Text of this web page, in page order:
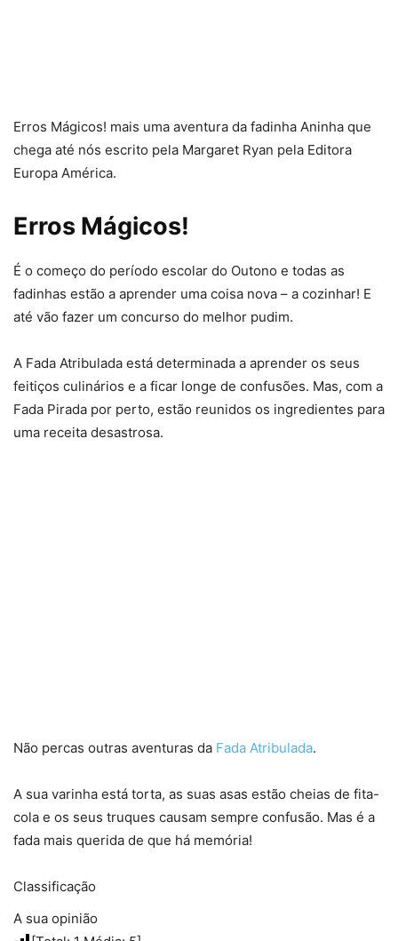
Erros Mágicos! mais uma aventura da fadinha Aninha que
chega até nós escrito pela Margaret Ryan pela Editora
Europa América.
Erros Mágicos!
É o começo do período escolar do Outono e todas as
fadinhas estão a aprender uma coisa nova – a cozinhar! E
até vão fazer um concurso do melhor pudim.
A Fada Atribulada está determinada a aprender os seus
feitiços culinários e a ficar longe de confusões. Mas, com a
Fada Pirada por perto, estão reunidos os ingredientes para
uma receita desastrosa.
Não percas outras aventuras da Fada Atribulada.
A sua varinha está torta, as suas asas estão cheias de fita-
cola e os seus truques causam sempre confusão. Mas é a
fada mais querida de que há memória!
Classificação
A sua opinião